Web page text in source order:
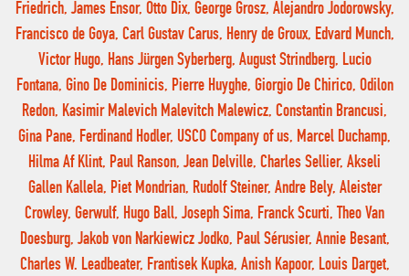
Friedrich, James Ensor, Otto Dix, George Grosz, Alejandro Jodorowsky,
Francisco de Goya, Carl Gustav Carus, Henry de Groux, Edvard Munch,
Victor Hugo, Hans Jürgen Syberberg, August Strindberg, Lucio
Fontana, Gino De Dominicis, Pierre Huyghe, Giorgio De Chirico, Odilon
Redon, Kasimir Malevich Malevitch Malewicz, Constantin Brancusi,
Gina Pane, Ferdinand Hodler, USCO Company of us, Marcel Duchamp,
Hilma Af Klint, Paul Ranson, Jean Delville, Charles Sellier, Akseli
Gallen Kallela, Piet Mondrian, Rudolf Steiner, Andre Bely, Aleister
Crowley, Gerwulf, Hugo Ball, Joseph Sima, Franck Scurti, Theo Van
Doesburg, Jakob von Narkiewicz Jodko, Paul Sérusier, Annie Besant,
Charles W. Leadbeater, Frantisek Kupka, Anish Kapoor, Louis Darget,